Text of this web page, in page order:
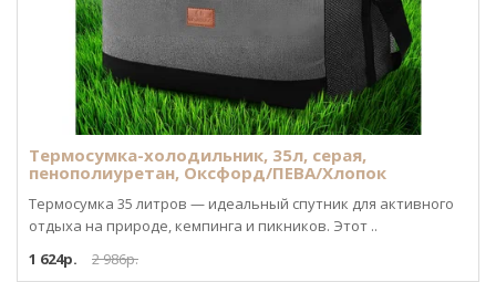
Термосумка-холодильник, 35л, серая,
пенополиуретан, Оксфорд/ПЕВА/Хлопок
Термосумка 35 литров — идеальный спутник для активного
отдыха на природе, кемпинга и пикников. Этот ..
1 624р.
2 986р.